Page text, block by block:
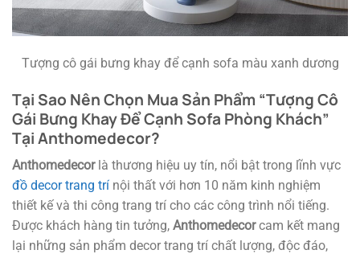
Tượng cô gái bưng khay để cạnh sofa màu xanh dương
Tại Sao Nên Chọn Mua Sản Phẩm “Tượng Cô
Gái Bưng Khay Để Cạnh Sofa Phòng Khách”
Tại Anthomedecor?
Anthomedecorlà thương hiệu uy tín, nổi bật trong lĩnh vực
đồ decor trang trí nội thất với hơn 10 năm kinh nghiệm
thiết kế và thi công trang trí cho các công trình nổi tiếng.
Được khách hàng tin tưởng, Anthomedecorcam kết mang
lại những sản phẩm decor trang trí chất lượng, độc đáo,